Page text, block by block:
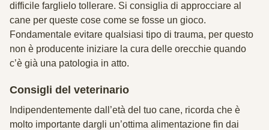
difficile farglielo tollerare. Si consiglia di approcciare al
cane per queste cose come se fosse un gioco.
Fondamentale evitare qualsiasi tipo di trauma, per questo
non è producente iniziare la cura delle orecchie quando
c’è già una patologia in atto.
Consigli del veterinario
Indipendentemente dall’età del tuo cane, ricorda che è
molto importante dargli un’ottima alimentazione fin dai